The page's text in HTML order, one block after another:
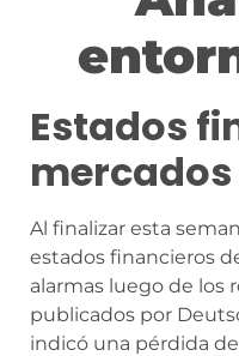
Estados
mercados
Al finalizar esta
estados financieros
alarmas luego de los
publicados por
indicó una pérdida